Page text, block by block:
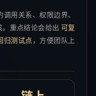
用关系、权限边界、
重点结论会给出 可复
归测试点 ，方便团队上